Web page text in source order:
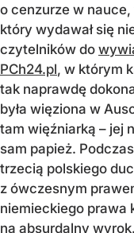
o cenzurze w
który wydawał się
czytelników do
PCh24.pl, w którym
tak naprawdę
była więziona w
tam więźniarką – jej
sam papież.
trzecią polskiego
z ówczesnym
niemieckiego prawa
na absurdalny